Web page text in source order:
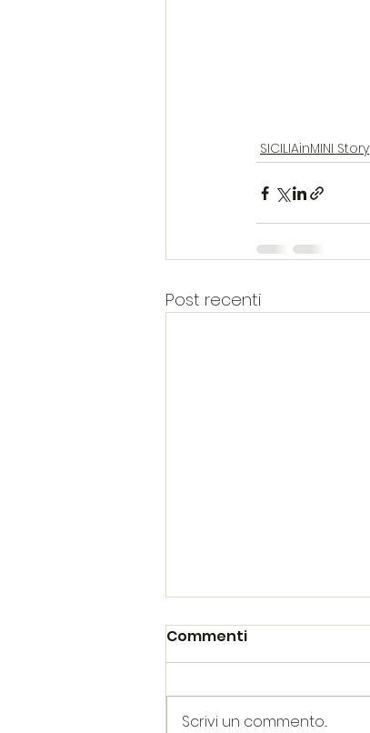
SICILIAinMINI Story
Post recenti
Commenti
Scrivi un commento...